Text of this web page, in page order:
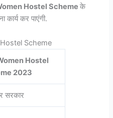
Hostel Schemeके
कार्य कर पाएंगी.
Scheme
Hostel
2023
सरकार